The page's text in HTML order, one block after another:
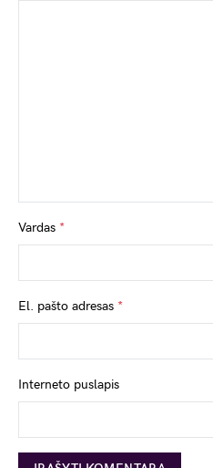
Vardas *
El. pašto adresas *
Interneto puslapis